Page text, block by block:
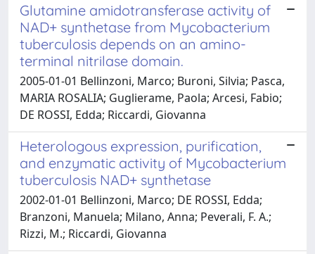
Glutamine amidotransferase activity of
NAD+ synthetase from Mycobacterium
tuberculosis depends on an amino-
terminal nitrilase domain.
2005-01-01 Bellinzoni, Marco; Buroni, Silvia; Pasca,
MARIA ROSALIA; Guglierame, Paola; Arcesi, Fabio;
DE ROSSI, Edda; Riccardi, Giovanna
Heterologous expression, purification,
and enzymatic activity of Mycobacterium
tuberculosis NAD+ synthetase
2002-01-01 Bellinzoni, Marco; DE ROSSI, Edda;
Branzoni, Manuela; Milano, Anna; Peverali, F. A.;
Rizzi, M.; Riccardi, Giovanna